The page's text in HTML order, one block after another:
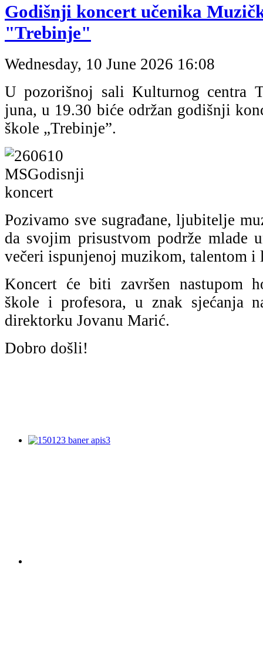
Godišnji koncert učenika
"Trebinje"
Wednesday, 10 June 2026 16:08
U pozorišnoj sali Kulturnog centra
juna, u 19.30 biće održan godišnji
škole „Trebinje”.
Pozivamo sve sugrađane, ljubitelje
da svojim prisustvom podrže mlade
večeri ispunjenoj muzikom, talentom i
Koncert će biti završen nastupom
škole i profesora, u znak sjećanja
direktorku Jovanu Marić.
Dobro došli!